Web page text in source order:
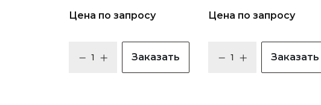
Цена по запросу
Заказать
Цена по запросу
Заказать